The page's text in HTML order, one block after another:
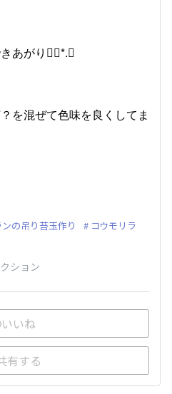
きあがり❁⃘*.ﾟ
を混ぜて色味を良くしてま
の吊り苔玉作り
コウモリラ
ション
いいね
有する